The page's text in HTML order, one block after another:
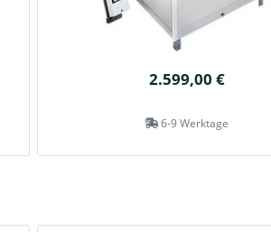
2.599,00 €
6-9 Werktage